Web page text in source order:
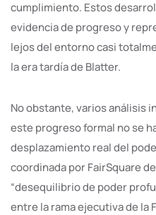
cumplimiento. Estos
evidencia de progreso y
lejos del entorno casi
la era tardía de Blatter.
No obstante, varios análisis
este progreso formal no se
desplazamiento real del
coordinada por FairSquare
“desequilibrio de poder
entre la rama ejecutiva de la